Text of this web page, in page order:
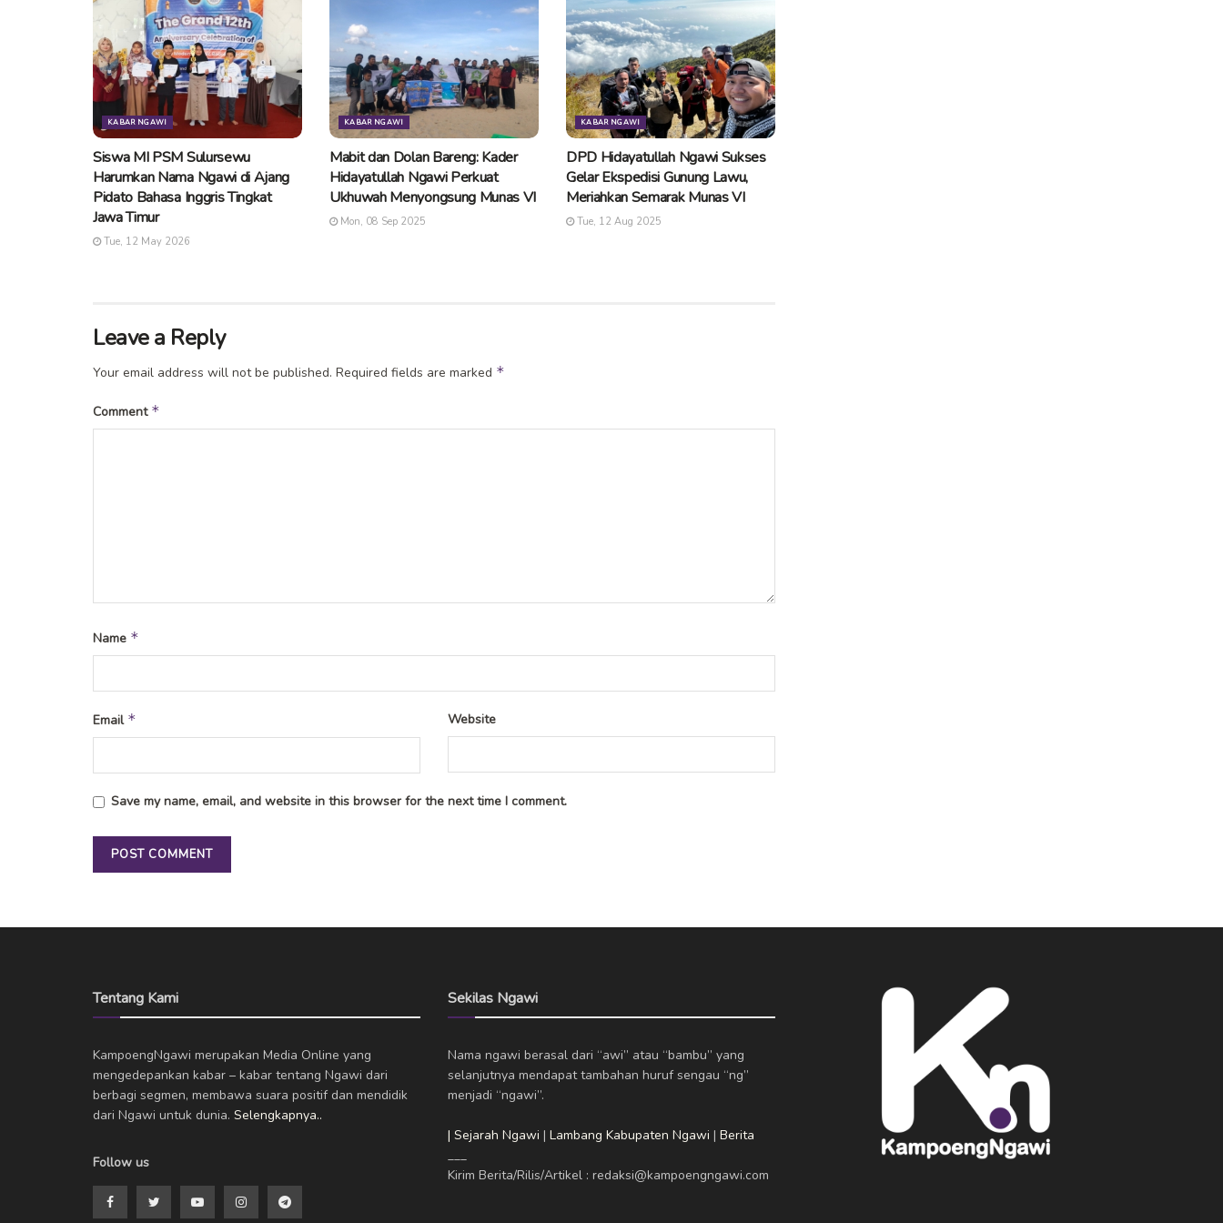
KABAR NGAWI
Siswa MI PSM Sulursewu
Harumkan Nama Ngawi di Ajang
Pidato Bahasa Inggris Tingkat
Jawa Timur
Tue, 12 May 2026
KABAR NGAWI
Mabit dan Dolan Bareng: Kader
Hidayatullah Ngawi Perkuat
Ukhuwah Menyongsung Munas VI
Mon, 08 Sep 2025
KABAR NGAWI
DPD Hidayatullah Ngawi Sukses
Gelar Ekspedisi Gunung Lawu,
Meriahkan Semarak Munas VI
Tue, 12 Aug 2025
Leave a Reply
Your email address will not be published. Required fields are marked *
Comment *
Name *
Email * Website
Save my name, email, and website in this browser for the next time I comment.
Tentang Kami
KampoengNgawi merupakan Media Online yang
mengedepankan kabar – kabar tentang Ngawi dari
berbagi segmen, membawa suara positif dan mendidik
dari Ngawi untuk dunia. Selengkapnya..
Follow us
Sekilas Ngawi
Nama ngawi berasal dari “awi” atau “bambu” yang
selanjutnya mendapat tambahan huruf sengau “ng”
menjadi “ngawi”.
| Sejarah Ngawi | Lambang Kabupaten Ngawi | Berita
___
Kirim Berita/Rilis/Artikel : redaksi@kampoengngawi.com